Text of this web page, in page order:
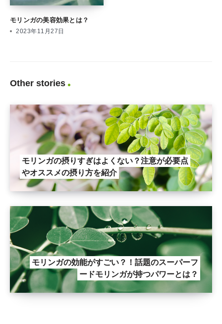
モリンガの美容効果とは？
2023年11月27日
Other stories
モリンガの摂りすぎはよくない？注意が必要点
やオススメの摂り方を紹介
モリンガの効能がすごい？！話題のスーパーフ
ードモリンガが持つパワーとは？